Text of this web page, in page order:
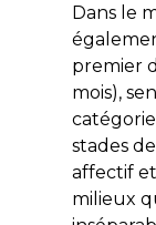
Dans le
premier
mois),
stades
affectif
milieux